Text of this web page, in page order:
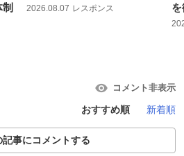
2026.08.07 レスポンス
コメント非表示
おすすめ順 新着順
記事にコメントする